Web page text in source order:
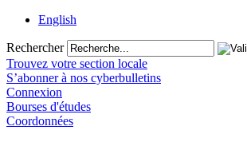
English
Rechercher
Trouvez votre section locale
S’abonner à nos cyberbulletins
Connexion
Bourses d'études
Coordonnées